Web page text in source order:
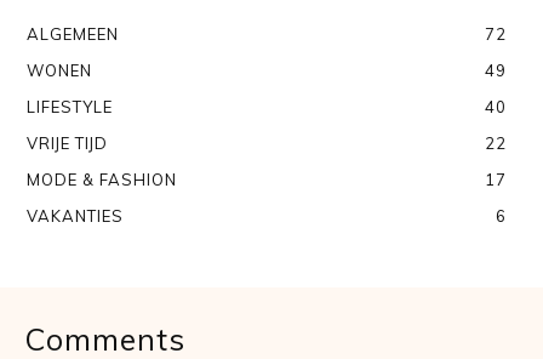
ALGEMEEN
72
WONEN
49
LIFESTYLE
40
VRIJE TIJD
22
MODE & FASHION
17
VAKANTIES
6
Comments